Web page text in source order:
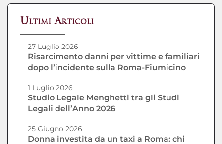
Ultimi Articoli
Risarcimento danni per vittime e familiari
dopo l’incidente sulla Roma-Fiumicino
27 Luglio 2026
Studio Legale Menghetti tra gli Studi
Legali dell’Anno 2026
1 Luglio 2026
Donna investita da un taxi a Roma: chi
25 Giugno 2026